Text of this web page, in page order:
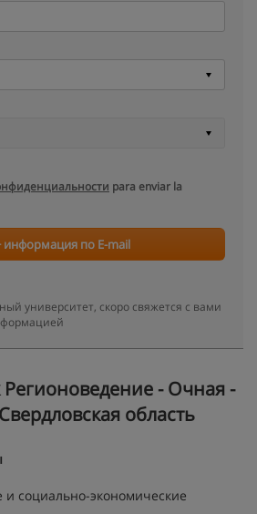
para enviar la
информация по E-mail
университет, скоро свяжется с вами
- Очная -
область
социально-экономические